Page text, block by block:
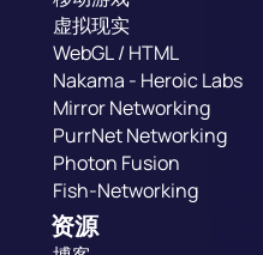
虚拟现实
WebGL / HTML
Nakama - Heroic Labs
Mirror Networking
PurrNet Networking
Photon Fusion
Fish-Networking
资源